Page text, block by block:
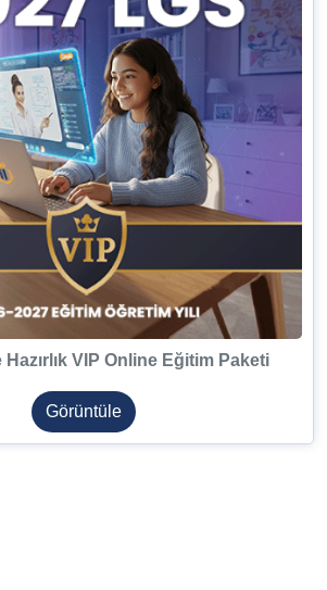
VIP Online Eğitim Paketi
Görüntüle